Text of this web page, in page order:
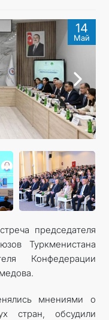
ДНИ
14
Май
председателя
Туркменистана
Конфедерации
мнениями о
стран, обсудили